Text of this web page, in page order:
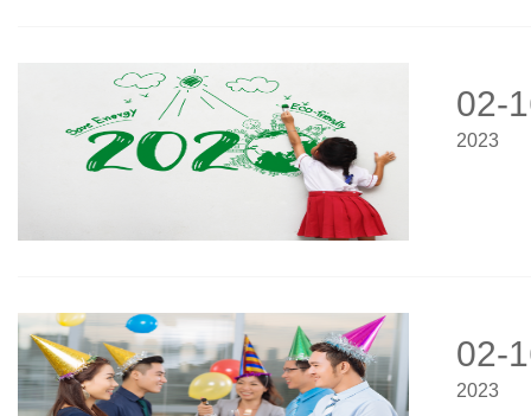
02-
2023
02-
2023